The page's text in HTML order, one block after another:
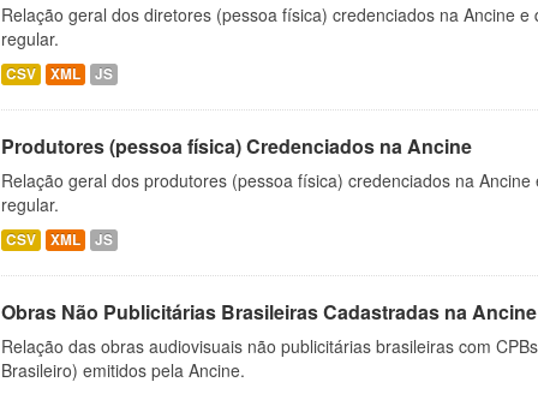
Relação geral dos diretores (pessoa física) credenciados na Ancine
regular.
CSV XML JS
Produtores (pessoa física) Credenciados na Ancine
Relação geral dos produtores (pessoa física) credenciados na
regular.
CSV XML JS
Obras Não Publicitárias Brasileiras Cadastradas na Ancine
Relação das obras audiovisuais não publicitárias brasileiras com
Brasileiro) emitidos pela Ancine.